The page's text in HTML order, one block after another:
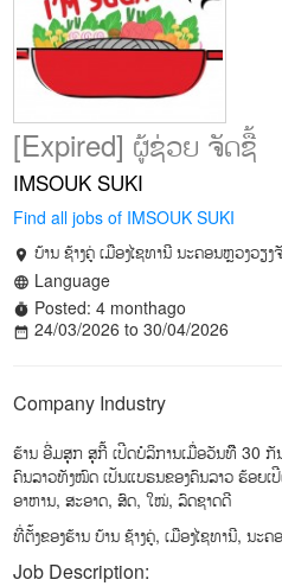
[Expired] ຜູ້ຊ່ວຍ ຈັດຊື້
IMSOUK SUKI
Find all jobs of IMSOUK SUKI
location_on ບ້ານ ຊ້າງຄູ່ ເມືອງໄຊທານີ ນະຄອນຫຼວງວຽງ
language Language
timer Posted: 4 monthago
date_range 24/03/2026 to 30/04/2026
Company Industry
ຮ້ານ ອີ່ມສຸກ ສຸກີ້ ເປີດບໍລິການເມື່ອວັນທືີ 30 ກັ
ຄົນລາວທັງໝົດ ເປັນແບຣນຂອງຄົນລາວ ຮ້ອຍເປີ
ອາຫານ, ສະອາດ, ສົດ, ໃໝ່, ລົດຊາດດີ
ທີ່ຕັ້ງຂອງຮ້ານ ບ້ານ ຊ້າງຄູ່, ເມືອງໄຊທານີ, ນະ
Job Description: